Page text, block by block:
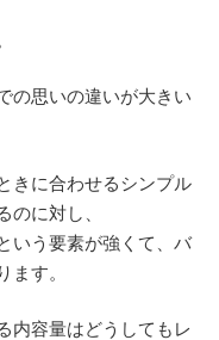
の思いの違いが大きい
きに合わせるシンプル
のに対し、
いう要素が強くて、バ
ます。
内容量はどうしてもレ